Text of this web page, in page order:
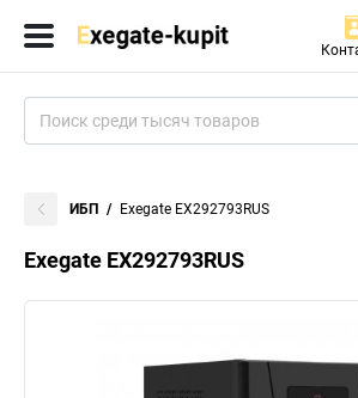
ИБП Exegate EX292793RUS
Exegate EX292793RUS